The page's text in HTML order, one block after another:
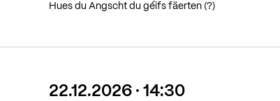
Hues du Angscht du géifs fäerten (?)
22.12.2026 · 14:30